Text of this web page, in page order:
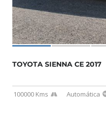
TOYOTA SIENNA CE 2017
100000 Kms Automática